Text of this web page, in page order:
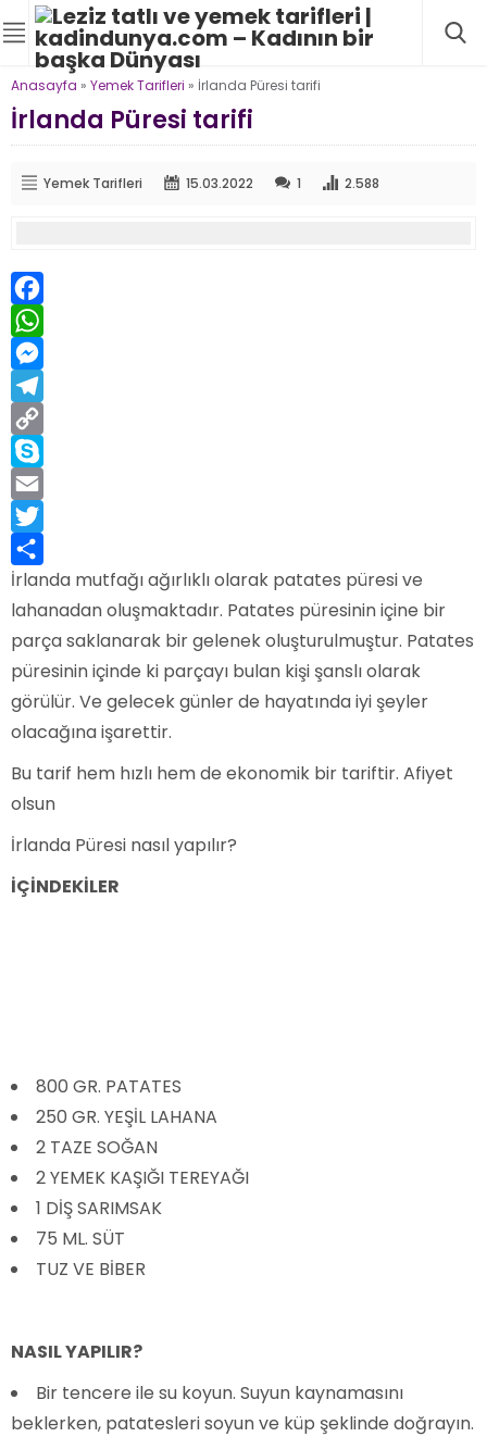
Anasayfa » Yemek Tarifleri » İrlanda Püresi tarifi
İrlanda Püresi tarifi
Yemek Tarifleri 15.03.2022 1 2.588
Facebook
WhatsApp
Messenger
Telegram
Copy
Link
Skype
Email
Twitter
Share
İrlanda mutfağı ağırlıklı olarak patates püresi ve
lahanadan oluşmaktadır. Patates püresinin içine bir
parça saklanarak bir gelenek oluşturulmuştur. Patates
püresinin içinde ki parçayı bulan kişi şanslı olarak
görülür. Ve gelecek günler de hayatında iyi şeyler
olacağına işarettir.
Bu tarif hem hızlı hem de ekonomik bir tariftir. Afiyet
olsun
İrlanda Püresi nasıl yapılır?
İÇİNDEKİLER
800 GR. PATATES
250 GR. YEŞİL LAHANA
2 TAZE SOĞAN
2 YEMEK KAŞIĞI TEREYAĞI
1 DİŞ SARIMSAK
75 ML. SÜT
TUZ VE BİBER
NASIL YAPILIR?
Bir tencere ile su koyun. Suyun kaynamasını
beklerken, patatesleri soyun ve küp şeklinde doğrayın.